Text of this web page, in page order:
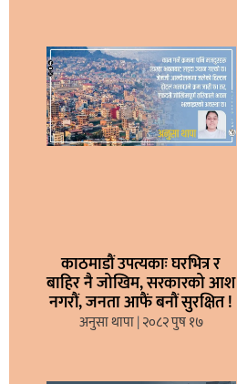
काठमाडौं उपत्यकाः घरभित्र र
बाहिर नै जोखिम, सरकारको आश
नगरौं, जनता आफैं बनौं सुरक्षित !
अनुसा थापा २०८२ पुष १७